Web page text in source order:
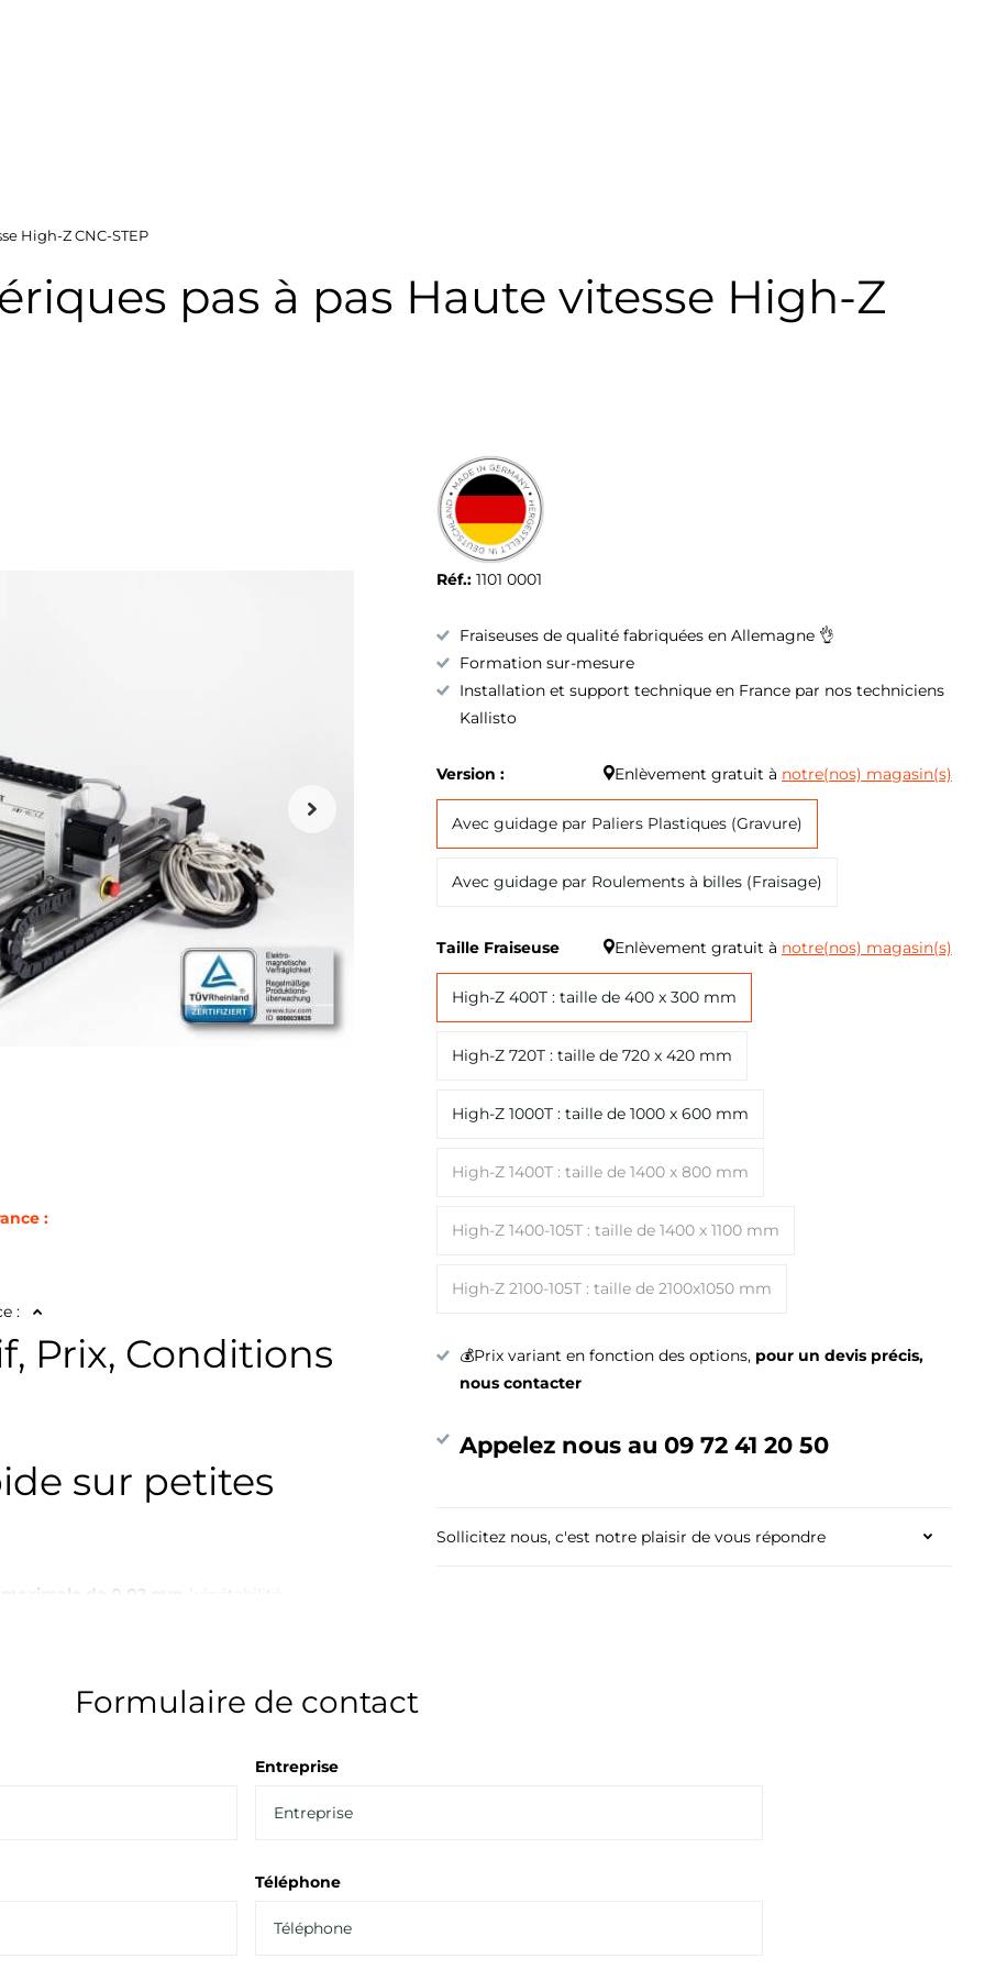
High-Z CNC-STEP
pas à pas Haute vitesse High-Z
:
:
Prix, Conditions
sur petites
de 0.02 mm
Z / T, ont un jeu presque indétectable
Réf.: 1101 0001
Fraiseuses de qualité fabriquées en Allemagne 👌
Formation sur-mesure
Installation et support technique en France par nos techniciens
Kallisto
Version : Enlèvement gratuit à notre(nos) magasin(s)
Avec guidage par Paliers Plastiques (Gravure)
Avec guidage par Roulements à billes (Fraisage)
Taille Fraiseuse Enlèvement gratuit à notre(nos) magasin(s)
High-Z 400T : taille de 400 x 300 mm
High-Z 720T : taille de 720 x 420 mm
High-Z 1000T : taille de 1000 x 600 mm
High-Z 1400T : taille de 1400 x 800 mm
High-Z 1400-105T : taille de 1400 x 1100 mm
High-Z 2100-105T : taille de 2100x1050 mm
💰Prix variant en fonction des options, pour un devis précis,
nous contacter
Appelez nous au 09 72 41 20 50
Sollicitez nous, c'est notre plaisir de vous répondre
Formulaire de contact
Entreprise
Téléphone